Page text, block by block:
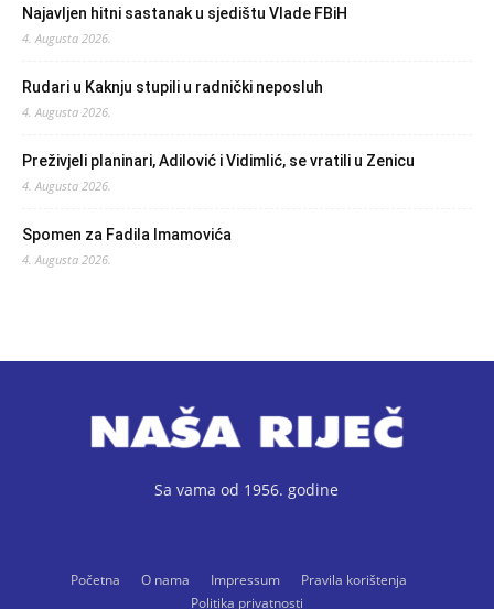
Najavljen hitni sastanak u sjedištu Vlade FBiH
4. Augusta 2026.
Rudari u Kaknju stupili u radnički neposluh
4. Augusta 2026.
Preživjeli planinari, Adilović i Vidimlić, se vratili u Zenicu
4. Augusta 2026.
Spomen za Fadila Imamovića
4. Augusta 2026.
Sa vama od 1956. godine
Početna O nama Impressum
Pravila korištenja
Politika privatnosti